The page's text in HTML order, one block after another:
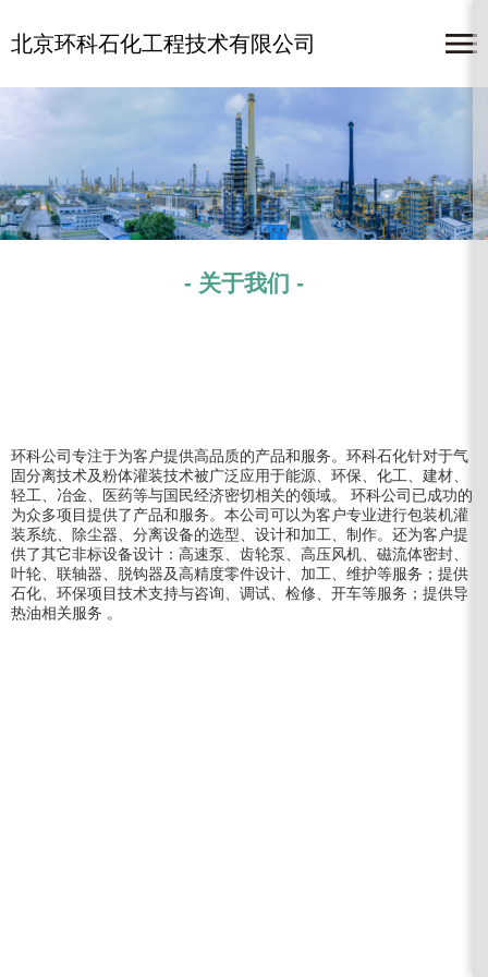
北京环科石化工程技术有限公司
- 关于我们 -
环科公司专注于为客户提供高品质的产品和服务。环科石化针对于气
固分离技术及粉体灌装技术被广泛应用于能源、环保、化工、建材、
轻工、冶金、医药等与国民经济密切相关的领域。 环科公司已成功的
为众多项目提供了产品和服务。本公司可以为客户专业进行包装机灌
装系统、除尘器、分离设备的选型、设计和加工、制作。还为客户提
供了其它非标设备设计：高速泵、齿轮泵、高压风机、磁流体密封、
叶轮、联轴器、脱钩器及高精度零件设计、加工、维护等服务；提供
石化、环保项目技术支持与咨询、调试、检修、开车等服务；提供导
热油相关服务 。